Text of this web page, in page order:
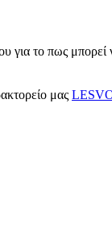
το πως μπορεί
μας